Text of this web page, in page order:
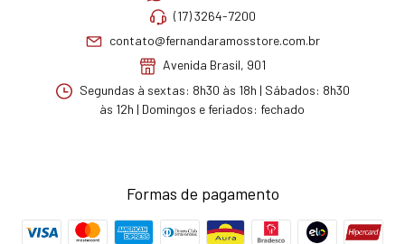
(17) 3264-7200
contato@fernandaramosstore.com.br
Avenida Brasil, 901
Segundas à sextas: 8h30 às 18h | Sábados: 8h30
às 12h | Domingos e feriados: fechado
Formas de pagamento